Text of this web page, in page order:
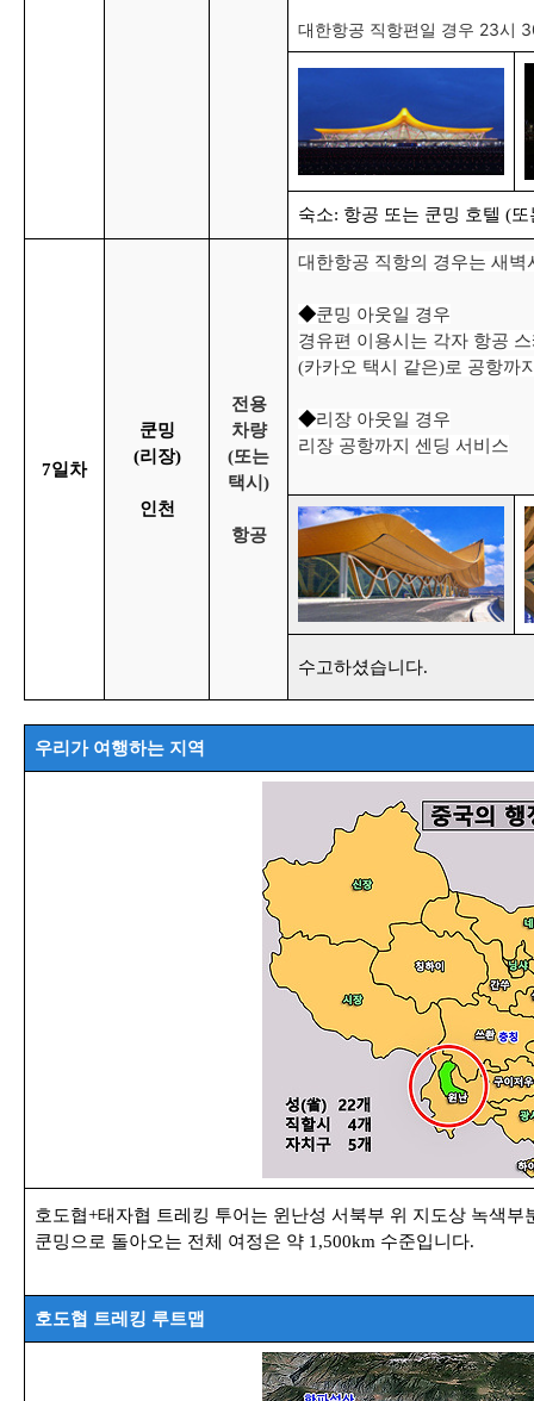
대한항공 직항편일 경우 23시
숙소: 항공 또는 쿤밍 호텔 (
7일차
쿤밍
(리장)
인천
전 용
차량
(또는
택시)
항공
대한항공 직항의 경우는 새벽
◆쿤밍 아웃일 경우
경유편 이용시는 각자 항공
(카카오 택시 같은)로 공항까
◆리장 아웃일 경우
리장 공항까지 센딩 서비스
수고하셨습니다.
우리가 여행하는 지역
호도협+태자협 트레킹 투어는 윈난성 서북부 위 지도상 녹색부
쿤밍으로 돌아오는 전체 여정은 약 1,500km 수준입니다.
호도협 트레킹 루트맵